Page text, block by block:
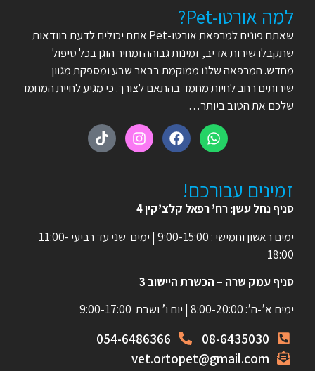
למה אורטו-Pet?
שאתם פונים למרפאת אורטו-Pet אתם יכולים לדעת בוודאות
שתקבלו שירות אדיב, זמינות גבוהה ומחיר הוגן בכל טיפול
מחדש. המרפאה שלנו ממוקמת בבאר שבע ומספקת מגוון
שירותים רחב לחיות מחמד בהתאם לצורך. כי מגיע לחיית המחמד
שלכם את הטוב ביותר…
זמינים עבורכם!
סניף נחל עשן: רח’ רפאל קלצ’קין 4
ימים ראשון וחמישי : 9:00-15:00 | ימים שני עד רביעי 11:00-
18:00
סניף עמק שרה – הכשרת היישוב 3
ימים א’-ה’: 8:00-20:00 | יום ו’ ושבת 9:00-17:00
08-6435030
054-6486366
vet.ortopet@gmail.com